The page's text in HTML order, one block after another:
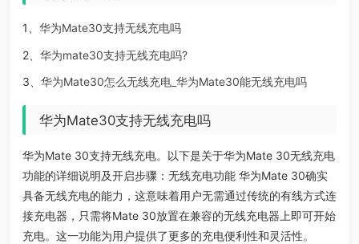
1、 华为Mate30支持无线充电吗
2、 华为mate30支持无线充电吗?
3、 华为Mate30怎么无线充电_华为Mate30能无线充电吗
华为Mate30支持无线充电吗
华为Mate 30支持无线充电。以下是关于华为Mate 30无线充电
功能的详细说明及开启步骤：无线充电功能 华为Mate 30确实
具备无线充电的能力，这意味着用户无需通过传统的有线方式连
接充电器，只需将Mate 30放置在兼容的无线充电器上即可开始
充电。这一功能为用户提供了更多的充电便利性和灵活性。